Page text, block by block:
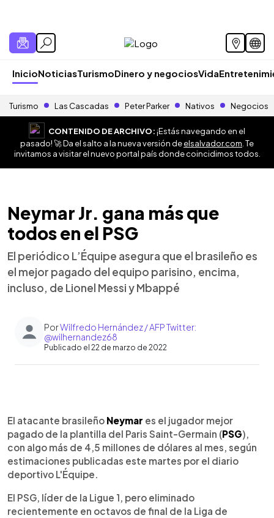
InicioNoticiasTurismoDinero y negociosVida
Turismo Las Cascadas Peter Parker Nativos Negocios
CONTENIDO DE ARCHIVO:¡Estás navegando en el
pasado! 🚀 Da el salto a la nueva versión deelsalvador.com . Te
invitamos a visitar el nuevo portal país donde coincidimos todos.
Neymar Jr. gana más que
todos en el PSG
El periódico L’Équipe asegura que el brasileño es
el mejor pagado del equipo parisino, encima,
incluso, de Lionel Messi y Mbappé
PorWilfredo Hernández / AFP Twitter:
@wilhernandez68
Publicado el 22 de marzo de 2022
Escuchar artículo
El atacante brasileño Neymar es el jugador mejor
pagado de la plantilla del Paris Saint-Germain (PSG),
con algo más de 4,5 millones de dólares al mes, según
estimaciones publicadas este martes por el diario
deportivo L'Équipe.
El PSG, líder de la Ligue 1, pero eliminado
recientemente en octavos de final de la Liga de